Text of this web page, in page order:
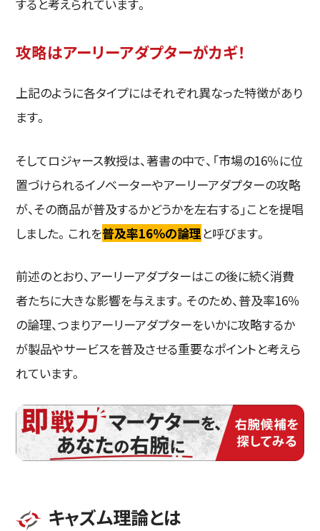
すると考えられています。
攻略はアーリーアダプターがカギ！
上記のように各タイプにはそれぞれ異なった特徴があり
ます。
そしてロジャース教授は、著書の中で、「市場の16％に位
置づけられるイノベーターやアーリーアダプターの攻略
が、その商品が普及するかどうかを左右する」ことを提唱
しました。これを普及率16％の論理と呼びます。
前述のとおり、アーリーアダプターはこの後に続く消費
者たちに大きな影響を与えます。そのため、普及率16％
の論理、つまりアーリーアダプターをいかに攻略するか
が製品やサービスを普及させる重要なポイントと考えら
れています。
キャズム理論とは